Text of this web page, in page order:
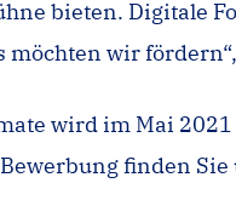
bieten. Digitale
wir
wird im Mai
finden Sie